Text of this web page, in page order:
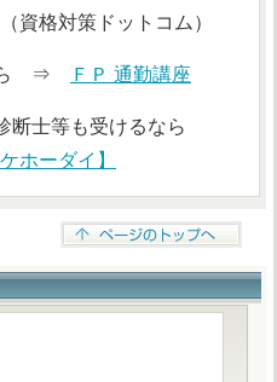
（資格対策ドットコム）
ら ⇒ ＦＰ 通勤講座
断士等も受けるなら
ホーダイ】